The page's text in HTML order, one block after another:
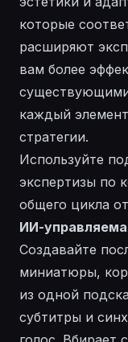
которые
расширяют
вам более
каждый
стратегии.
Используйте
экспертизы по
общего цикла
ИИ-
Создавайте
миниатюры,
из одной
субтитры и